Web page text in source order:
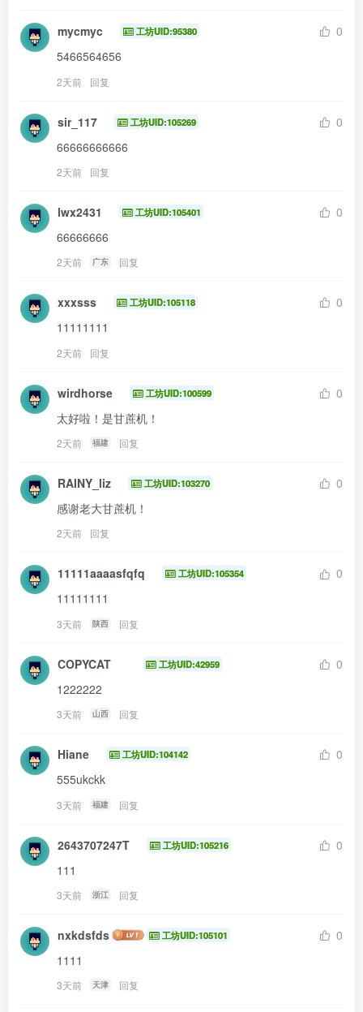
mycmyc 工坊UID:95380
0
5466564656
2天前 回复
sir_117 工坊UID:105269
0
66666666666
2天前 回复
lwx2431 工坊UID:105401
0
66666666
2天前 广东 回复
xxxsss 工坊UID:105118
0
11111111
2天前 回复
wirdhorse 工坊UID:100599
0
太好啦！是甘蔗机！
2天前 福建 回复
RAINY_liz 工坊UID:103270
0
感谢老大甘蔗机！
2天前 回复
11111aaaasfqfq 工坊UID:105354
0
11111111
3天前 陕西 回复
COPYCAT 工坊UID:42959
0
1222222
3天前 山西 回复
Hiane 工坊UID:104142
0
555ukckk
3天前 福建 回复
2643707247T 工坊UID:105216
0
111
3天前 浙江 回复
nxkdsfds 工坊UID:105101
0
1111
3天前 天津 回复